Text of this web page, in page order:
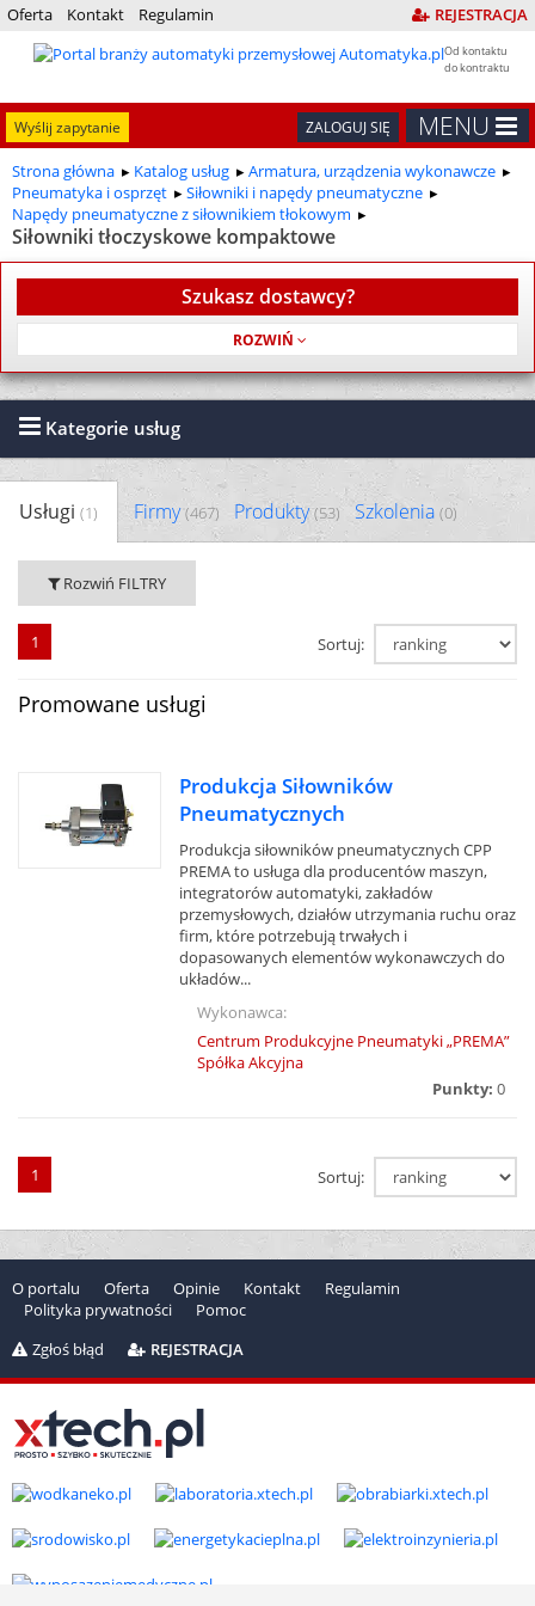
Oferta Kontakt Regulamin REJESTRACJA
Od kontaktu
do kontraktu
MENU
ZALOGUJ SIĘ
Wyślij zapytanie
Strona główna Katalog usług
Armatura, urządzenia wykonawcze
Pneumatyka i osprzęt
Siłowniki i napędy pneumatyczne
Napędy pneumatyczne z siłownikiem tłokowym
Siłowniki tłoczyskowe kompaktowe
Usługi (1) Firmy(467) Produkty(53) Szkolenia (0)
Rozwiń FILTRY
1 Sortuj:
Promowane usługi
Produkcja Siłowników
Pneumatycznych
Produkcja siłowników pneumatycznych CPP
PREMA to usługa dla producentów maszyn,
integratorów automatyki, zakładów
przemysłowych, działów utrzymania ruchu oraz
firm, które potrzebują trwałych i
dopasowanych elementów wykonawczych do
układów...
Wykonawca:
Centrum Produkcyjne Pneumatyki „PREMA”
Spółka Akcyjna
Punkty: 0
1 Sortuj:
Kategorie usług
Szukasz dostawcy?
Usługa jest bezpłatna
O portalu Oferta Opinie Kontakt
Regulamin
Polityka prywatności
Pomoc
Zgłoś błąd
REJESTRACJA